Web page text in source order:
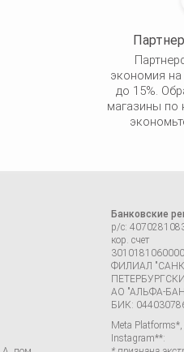
экономия
до 15%.
магазины по
Банковские
р/с:
кор. счет
ФИЛИАЛ
АО "АЛЬФА-
БИК:
Meta
Instagram**: